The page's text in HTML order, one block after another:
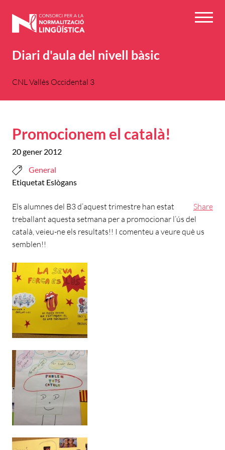
Diari d'aula del nivell bàsic
CNL Vallès Occidental 3
Promocionem el català!
20 gener 2012
General
Etiquetat Eslògans
Share
Els alumnes del B3 d’aquest trimestre han estat
treballant aquesta setmana per a promocionar l’ús del
català, veieu-ne els resultats!! I comenteu a veure què us
semblen!!